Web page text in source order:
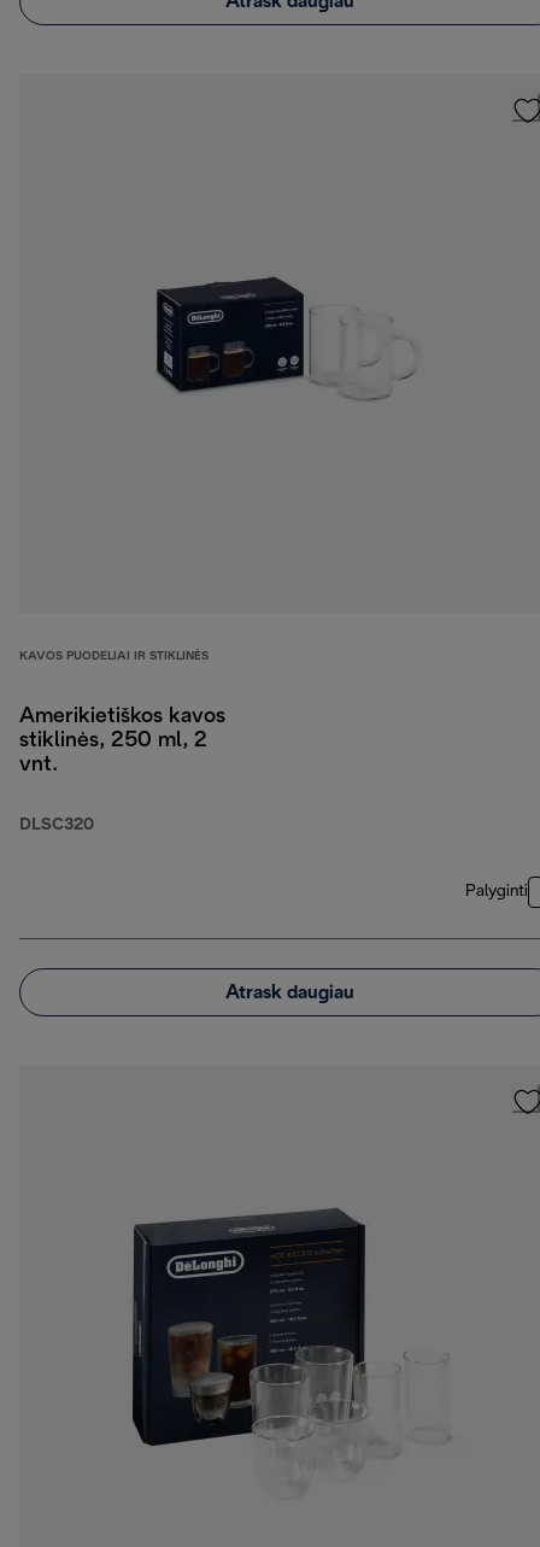
KAVOS PUODELIAI IR STIKLINĖS
Amerikietiškos kavos
stiklinės, 250 ml, 2
vnt.
DLSC320
Palyginti
Atrask daugiau